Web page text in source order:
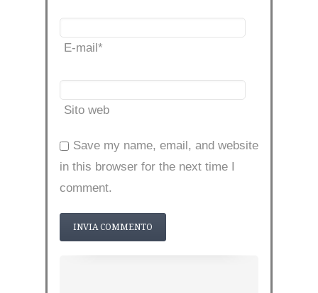
E-mail*
Sito web
Save my name, email, and website
in this browser for the next time I
comment.